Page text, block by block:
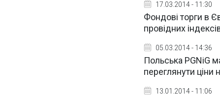
17.03.2014 - 11:30
Фондові торги в
провідних
05.03.2014 - 14:36
Польська PGNiG
переглянути ціни
13.01.2014 - 11:06